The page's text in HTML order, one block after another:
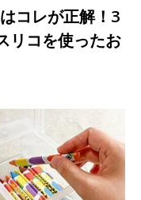
コレが正解！3
リコを使ったお